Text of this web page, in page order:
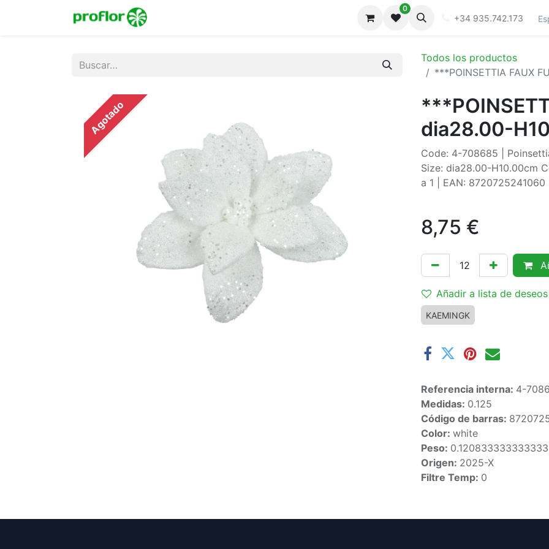
0
+34 935.742.173
Todos los productos
***POINSETTIA FAUX
Agotado
dia28.00-
Code: 4-708685 |
Size: dia28.00-H10.00cm
a 1 | EAN: 8720725241060
8,75 €
Añadir a lista de deseos
KAEMINGK
Referencia interna: 4-
Medidas: 0.125
Código de barras:
Color: white
Peso:
Origen: 2025-X
Filtre Temp: 0